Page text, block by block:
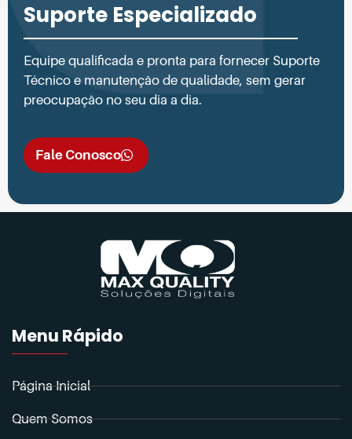
Suporte Especializado
Equipe qualificada e pronta para fornecer Suporte
Técnico e manutenção de qualidade, sem gerar
preocupação no seu dia a dia.
Fale Conosco
Menu Rápido
Página Inicial
Quem Somos